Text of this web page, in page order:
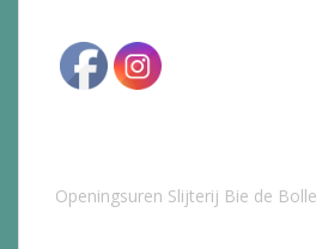
Openingsuren Slijterij Bie de Bolle